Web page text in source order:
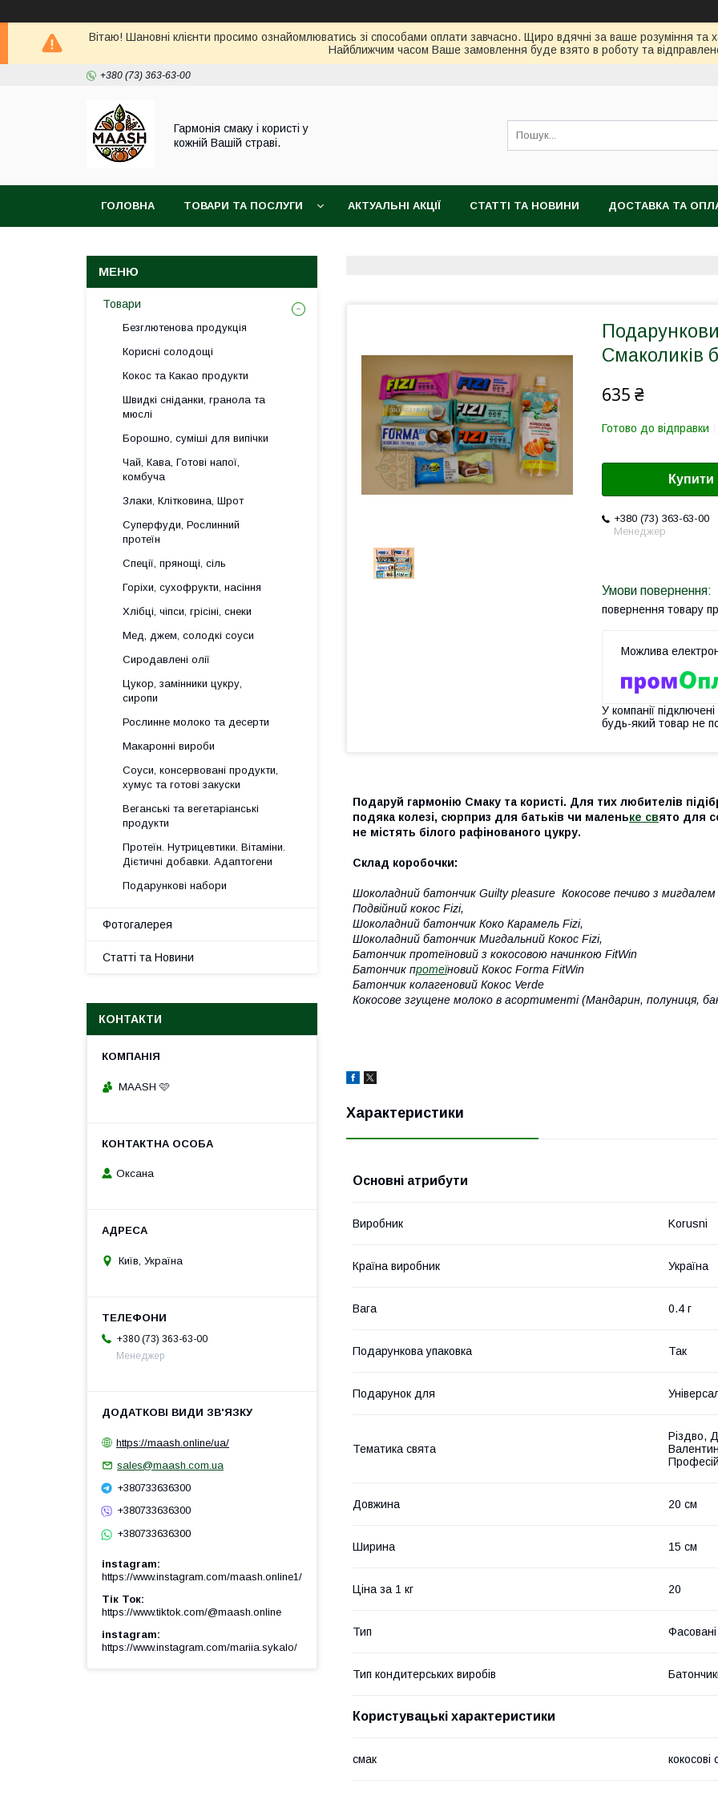
Вітаю! Шановні клієнти просимо ознайомлюватись зі способами оплати завчасно. Щиро вдячні за ваше розуміння
Найближчим часом Ваше замовлення буде взято в роботу та
+380 (73) 363-63-00
Гармонія смаку і користі у
кожній Вашій страві.
ГОЛОВНА ТОВАРИ ТА ПОСЛУГИ АКТУАЛЬНІ АКЦІЇ СТАТТІ ТА НОВИНИ ДОСТАВКА ТА
Смаколиків
635 ₴
Готово до відправки
Купити
+380 (73) 363-63-00
Менеджер
повернення товару
У компанії
будь-який товар не
Подаруй гармонію Смаку та користі. Для тих любителів
подяка колезі, сюрприз для батьків чи маленьке свято для
не містять білого рафінованого цукру.
Склад коробочки:
Шоколадний батончик Guilty pleasure Кокосове печиво з мигдалем
Подвійний кокос Fizi,
Шоколадний батончик Коко Карамель Fizi,
Шоколадний батончик Мигдальний Кокос Fizi,
Батончик протеїновий з кокосовою начинкою FitWin
Батончик протеїновий Кокос Forma FitWin
Батончик колагеновий Кокос Verde
Кокосове згущене молоко в асортименті (Мандарин, полуниця,
Характеристики
Основні атрибути
Виробник Korusni
Країна виробник Україна
Вага 0.4 г
Подарункова упаковка Так
Подарунок для
Тематика свята
Різдво,
Довжина 20 см
Ширина 15 см
Ціна за 1 кг 20
Тип Фасовані
Тип кондитерських виробів
Користувацькі характеристики
смак кокосові
Товари
Безглютенова продукція
Корисні солодощі
Кокос та Какао продукти
Швидкі сніданки, гранола та
мюслі
Борошно, суміші для випічки
Чай, Кава, Готові напої,
комбуча
Злаки, Клітковина, Шрот
Суперфуди, Рослинний
протеїн
Спеції, прянощі, сіль
Горіхи, сухофрукти, насіння
Хлібці, чіпси, грісіні, снеки
Мед, джем, солодкі соуси
Сиродавлені олії
Цукор, замінники цукру,
сиропи
Рослинне молоко та десерти
Макаронні вироби
Соуси, консервовані продукти,
хумус та готові закуски
Веганські та вегетаріанські
продукти
Протеїн. Нутрицевтики. Вітаміни.
Дієтичні добавки. Адаптогени
Подарункові набори
Фотогалерея
Статті та Новини
КОНТАКТИ
MAASH 🩷
Оксана
Київ, Україна
+380 (73) 363-63-00
Менеджер
https://maash.online/ua/
sales@maash.com.ua
+380733636300
+380733636300
+380733636300
instagram
https://www.instagram.com/maash.online1/
Тік Ток
https://www.tiktok.com/@maash.online
instagram
https://www.instagram.com/mariia.sykalo/